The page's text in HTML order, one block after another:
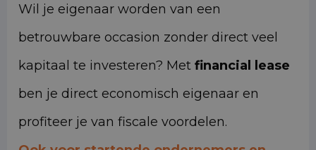
Wil je eigenaar worden van een
betrouwbare occasion zonder direct veel
kapitaal te investeren? Met financial lease
ben je direct economisch eigenaar en
profiteer je van fiscale voordelen.